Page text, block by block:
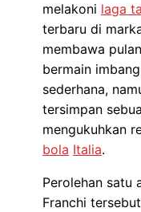
melakoni laga
terbaru di
membawa
bermain
sederhana,
tersimpan
mengukuhkan
bola Italia.
Perolehan satu
Franchi